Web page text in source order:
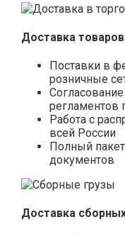
Доставка
Поставки в
розничные
регламентов
Работа с
всей России
Полный
документов
Доставка